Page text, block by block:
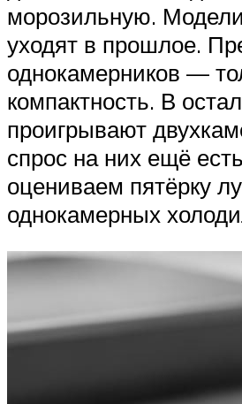
морозильную.
уходят в прошлое.
однокамерников —
компактность. В
проигрывают
спрос на них ещё
оцениваем пятёрку
однокамерных